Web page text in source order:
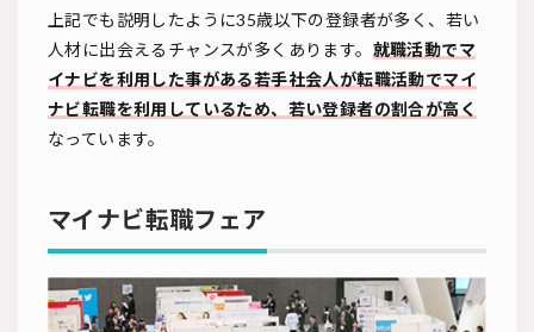
上記でも説明したように35歳以下の登録者が多く、若い
人材に出会えるチャンスが多くあります。 就職活動でマ
イナビを利用した事がある若手社会人が転職活動でマイ
ナビ転職を利用しているため、若い登録者の割合が高く
なっています。
マイナビ転職フェア